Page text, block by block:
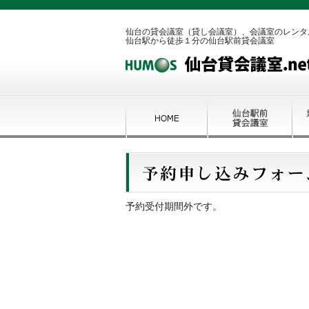
仙台の貸会議室（貸し会議室）、会議室のレン
仙台駅から徒歩１分の仙台駅前貸会議室
予約受付期間外です。